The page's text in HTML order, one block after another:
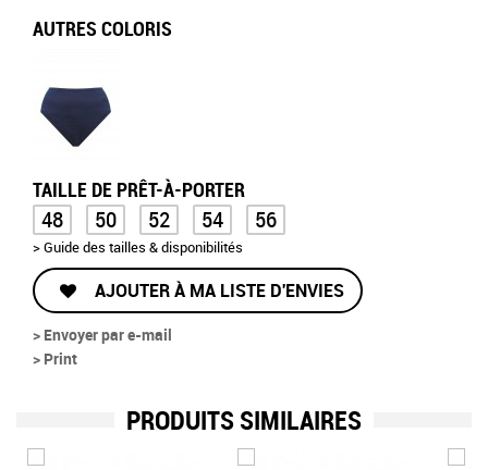
AUTRES COLORIS
TAILLE DE PRÊT-À-PORTER
48 50 52 54 56
> Guide des tailles & disponibilités
AJOUTER À MA LISTE D'ENVIES
> Envoyer par e-mail
> Print
PRODUITS SIMILAIRES